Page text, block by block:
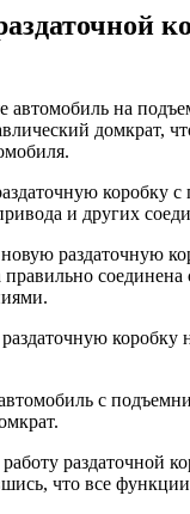
автомобиль на
домкрат,
коробку с
и других
раздаточную
правильно
коробку
с
раздаточной
что все